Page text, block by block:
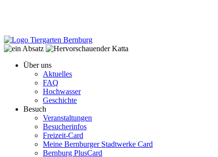
Über uns
Aktuelles
FAQ
Hochwasser
Geschichte
Besuch
Veranstaltungen
Besucherinfos
Freizeit-Card
Meine Bernburger Stadtwerke Card
Bernburg PlusCard